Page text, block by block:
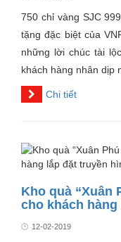
750 chỉ vàng SJC
tặng đặc biệt của
những lời chúc tài
khách hàng nhân dịp
Chi tiết
Kho quà “Xuân
cho khách
12-02-2019